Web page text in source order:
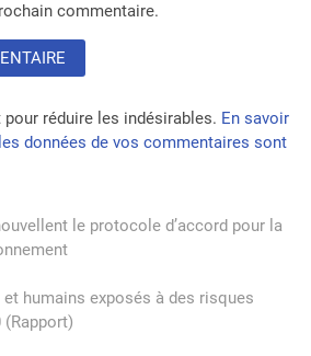
commentaire.
réduire les indésirables. En savoir
données de vos commentaires sont
le protocole d’accord pour la
humains exposés à des risques